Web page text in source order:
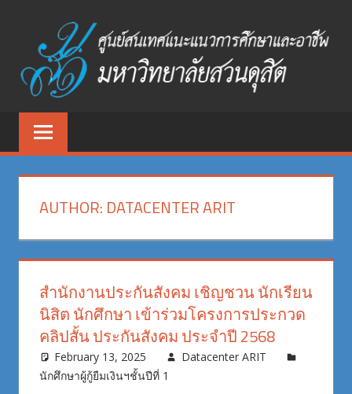
content
สนเทศ
แนะแนว
การ
ศึกษา
และ
อาชีพ
ศูนย์
สนเทศ
และAUTHOR: DATACENTER ARIT
สำนักงานประกันสังคม เชิญชวน นักเรียน
นิสิต นักศึกษา เข้าร่วมโครงการประกวด
คลิปสั้น ประกันสังคม ประจำปี 2568
February 13, 2025
Datacenter ARIT
นักศึกษาผู้กู้ยืมเงินฯชั้นปีที่ 1